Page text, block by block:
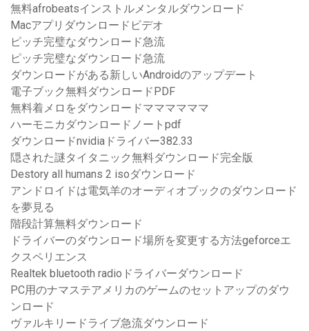
無料afrobeatsインストルメンタルダウンロード
Macアプリダウンロードビデオ
ピッチ完璧なダウンロード急流
ピッチ完璧なダウンロード急流
ダウンロードがある新しいAndroidのアップデート
電子ブック無料ダウンロードPDF
無料着メロをダウンロードママママママ
ハーモニカダウンロードノートpdf
ダウンロードnvidiaドライバー382.33
隠された謎タイタニック無料ダウンロード完全版
Destory all humans 2 isoダウンロード
アンドロイドは電気羊のオーディオブックのダウンロード
を夢見る
階段計算無料ダウンロード
ドライバーのダウンロード場所を変更する方法geforceエ
クスペリエンス
Realtek bluetooth radioドライバーダウンロード
PC用のナマステアメリカのゲームのセットアップのダウ
ンロード
ヴァルキリードライブ急流ダウンロード